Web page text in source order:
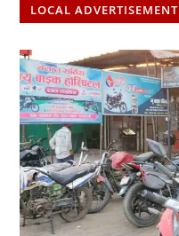
LOCAL ADVERTISEMENT